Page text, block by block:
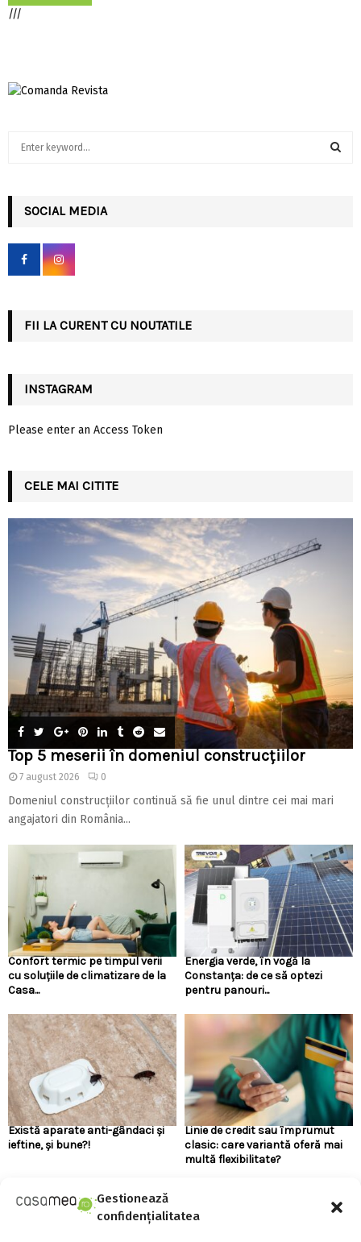
Gestionează
confidențialitatea
///
h
f
r
SOCIAL MEDIA
FII LA CURENT CU NOUTATILE
INSTAGRAM
Please enter an Access Token
CELE MAI CITITE
Top 5 meserii în domeniul construcțiilor
7 august 2026 0
Domeniul construcțiilor continuă să fie unul dintre cei mai mari
angajatori din România...
Confort termic pe timpul verii
cu soluțiile de climatizare de la
Casa...
Energia verde, în vogă la
Constanța: de ce să optezi
pentru panouri...
Există aparate anti-gândaci și
ieftine, și bune?!
Linie de credit sau împrumut
clasic: care variantă oferă mai
multă flexibilitate?
URMARESTE-NE PE FACEBOOK